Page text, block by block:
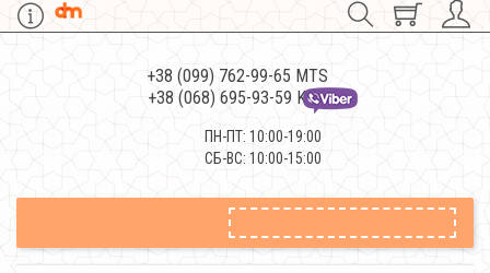
+38 (099) 762-99-65 MTS
+38 (068) 695-93-59 Kievstar
ПН-ПТ: 10:00-19:00
СБ-ВС: 10:00-15:00